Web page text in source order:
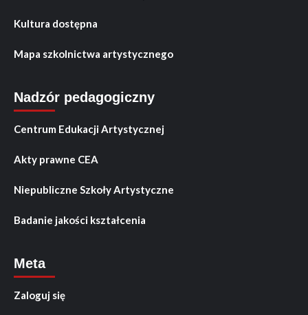
Kultura dostępna
Mapa szkolnictwa artystycznego
Nadzór pedagogiczny
Centrum Edukacji Artystycznej
Akty prawne CEA
Niepubliczne Szkoły Artystyczne
Badanie jakości kształcenia
Meta
Zaloguj się